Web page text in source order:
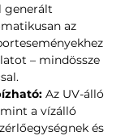
generált
az
– mindössze
Az UV-álló
a vízálló
és